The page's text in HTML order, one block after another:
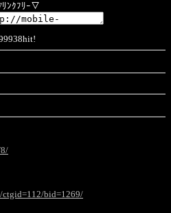
ﾝｸﾌﾘｰ▽
ctgid=112/bid=1269/